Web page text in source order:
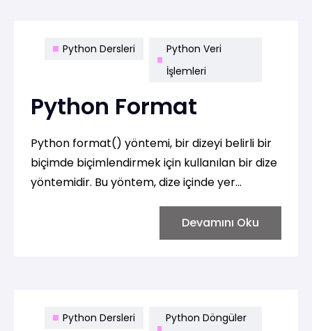
Python Dersleri
Python Veri
İşlemleri
Python Format
Python format() yöntemi, bir dizeyi belirli bir
biçimde biçimlendirmek için kullanılan bir dize
yöntemidir. Bu yöntem, dize içinde yer
belirli bir anahtarla kullanarak doldurmanızı
sağlar. İşte basit bir kullanım örneği:
Devamını Oku
Python Dersleri
Python Döngüler